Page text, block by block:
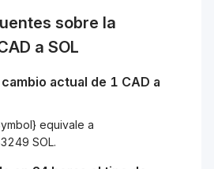
sobre la
a SOL
actual de 1 CAD a
equivale a
SOL.